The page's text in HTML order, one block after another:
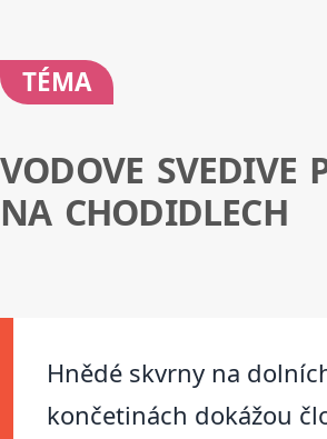
TÉMA
VODOVE SVEDIVE
NA CHODIDLECH
Hnědé skvrny na
končetinách dokážou